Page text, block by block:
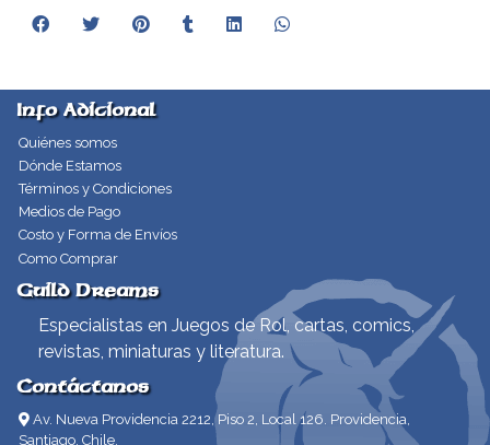
Info Adicional
Quiénes somos
Dónde Estamos
Términos y Condiciones
Medios de Pago
Costo y Forma de Envíos
Como Comprar
Guild Dreams
Especialistas en Juegos de Rol, cartas, comics,
revistas, miniaturas y literatura.
Contáctanos
Av. Nueva Providencia 2212, Piso 2, Local 126. Providencia,
Santiago, Chile.